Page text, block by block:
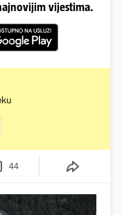
vijestima.
44